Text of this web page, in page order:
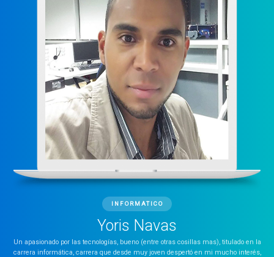
INFORMATICO
Yoris Navas
Un apasionado por las tecnologías, bueno (entre otras cosillas mas), titulado en la
carrera informática, carrera que desde muy joven despertó en mi mucho interés,